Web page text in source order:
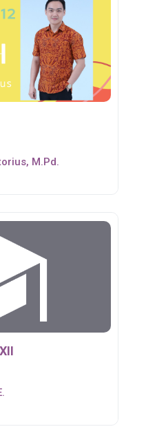
M.Pd.